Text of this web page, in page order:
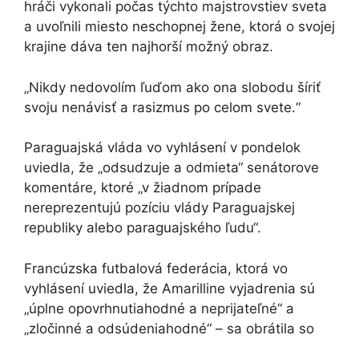
hráči vykonali počas týchto majstrovstiev sveta
a uvoľnili miesto neschopnej žene, ktorá o svojej
krajine dáva ten najhorší možný obraz.
„Nikdy nedovolím ľuďom ako ona slobodu šíriť
svoju nenávisť a rasizmus po celom svete.“
Paraguajská vláda vo vyhlásení v pondelok
uviedla, že „odsudzuje a odmieta“ senátorove
komentáre, ktoré „v žiadnom prípade
nereprezentujú pozíciu vlády Paraguajskej
republiky alebo paraguajského ľudu“.
Francúzska futbalová federácia, ktorá vo
vyhlásení uviedla, že Amarilline vyjadrenia sú
„úplne opovrhnutiahodné a neprijateľné“ a
„zločinné a odsúdeniahodné“ – sa obrátila so